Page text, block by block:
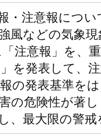
・注意報につい
風などの気象
注意報」を、
を発表して、
の発表基準を
の危険性が著
、最大限の警